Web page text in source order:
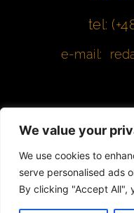
We value your
We use cookies to
serve personalised ads
By clicking "Accept All",
tel:
e-mail:
Współpracujemy
© 2022 All
Projekt strony